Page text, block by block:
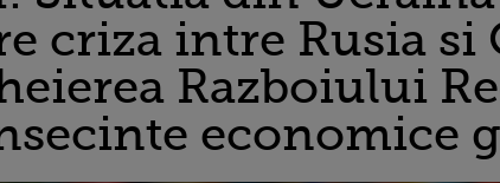
criza intre Rusia si
Razboiului
economice